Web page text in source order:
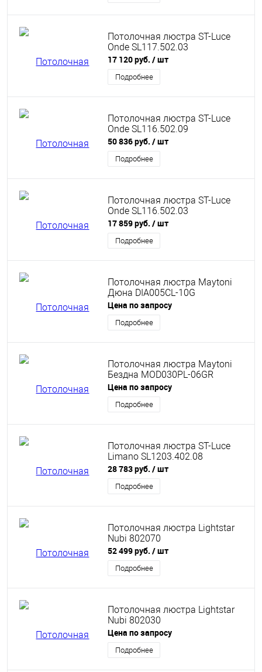
Потолочная люстра ST-Luce
Onde SL117.502.03
17 120 руб. / шт
Подробнее
Потолочная люстра ST-Luce
Onde SL116.502.09
50 836 руб. / шт
Подробнее
Потолочная люстра ST-Luce
Onde SL116.502.03
17 859 руб. / шт
Подробнее
Потолочная люстра Maytoni
Дюна DIA005CL-10G
Цена по запросу
Подробнее
Потолочная люстра Maytoni
Бездна MOD030PL-06GR
Цена по запросу
Подробнее
Потолочная люстра ST-Luce
Limano SL1203.402.08
28 783 руб. / шт
Подробнее
Потолочная люстра Lightstar
Nubi 802070
52 499 руб. / шт
Подробнее
Потолочная люстра Lightstar
Nubi 802030
Цена по запросу
Подробнее